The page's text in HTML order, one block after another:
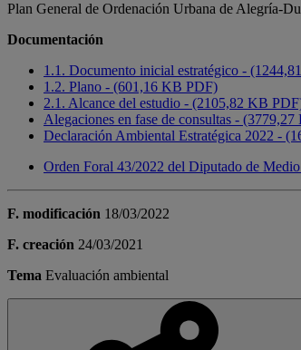
Plan General de Ordenación Urbana de Alegría-
Documentación
1.1. Documento inicial estratégico -
1.2. Plano - (601,16 KB PDF)
2.1. Alcance del estudio - (2105,82 KB
Alegaciones en fase de consultas -
Declaración Ambiental Estratégica 2022 -
Orden Foral 43/2022 del Diputado de
F. modificación 18/03/2022
F. creación 24/03/2021
Tema Evaluación ambiental